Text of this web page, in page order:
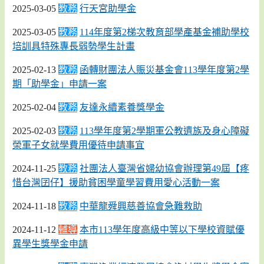
2025-03-05 教務 行天宮助學金
2025-03-05 教務 114年度第2梯次教育部學產基金補助學校
培訓具特殊專長弱勢學生計畫
2025-02-13 教務 函轉財團法人賑災基金會113學年度第2學
期「助學金」申請一案
2025-02-04 教務 友達永續素養獎學金
2025-02-03 教務 113學年度第2學期軍公教遺族及身心障礙
榮軍子女就學費用優待申請事宜
2024-11-25 教務 社團法人臺灣省婦幼協會辦理第49屆【疼
惜台灣囝仔】援助貧困學童學習費用愛心活動一案
2024-11-18 教務 中華龍舜興慈善協會急難救助
2024-11-12 輔導 本市113學年度高級中等以下學校資賦優
異學生獎學金申請